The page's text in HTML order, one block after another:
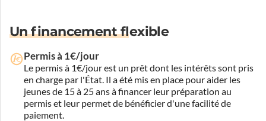
Un financement flexible
Permis à 1€/jour
Le permis à 1€/jour est un prêt dont les intérêts sont pris
en charge par l'État. Il a été mis en place pour aider les
jeunes de 15 à 25 ans à financer leur préparation au
permis et leur permet de bénéficier d'une facilité de
paiement.